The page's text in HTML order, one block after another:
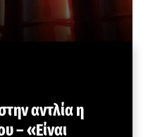
αντλία η
– «Είναι